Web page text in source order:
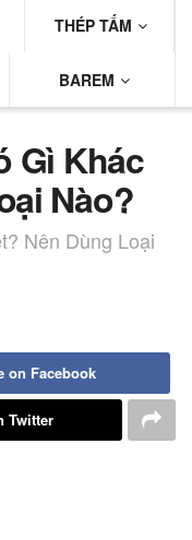
THÉP TẤM
BAREM
Gì Khác
Nào?
Nên Dùng Loại
on Facebook
Twitter